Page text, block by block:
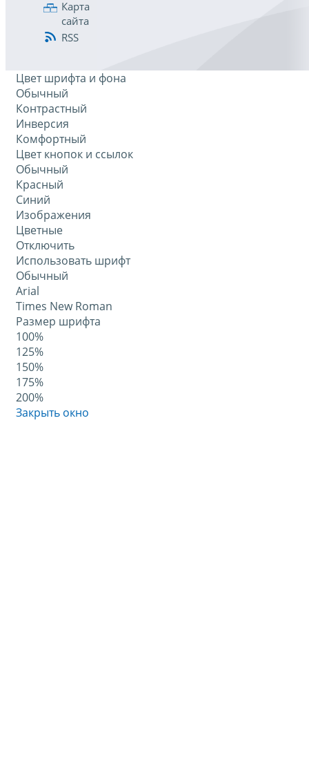
Карта
сайта
RSS
Цвет шрифта и фона
Обычный
Контрастный
Инверсия
Комфортный
Цвет кнопок и ссылок
Обычный
Красный
Синий
Изображения
Цветные
Отключить
Использовать шрифт
Обычный
Arial
Times New Roman
Размер шрифта
100%
125%
150%
175%
200%
Закрыть окно